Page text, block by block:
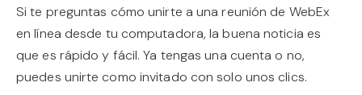
Si te preguntas cómo unirte a una reunión de WebEx
en línea desde tu computadora, la buena noticia es
que es rápido y fácil. Ya tengas una cuenta o no,
puedes unirte como invitado con solo unos clics.